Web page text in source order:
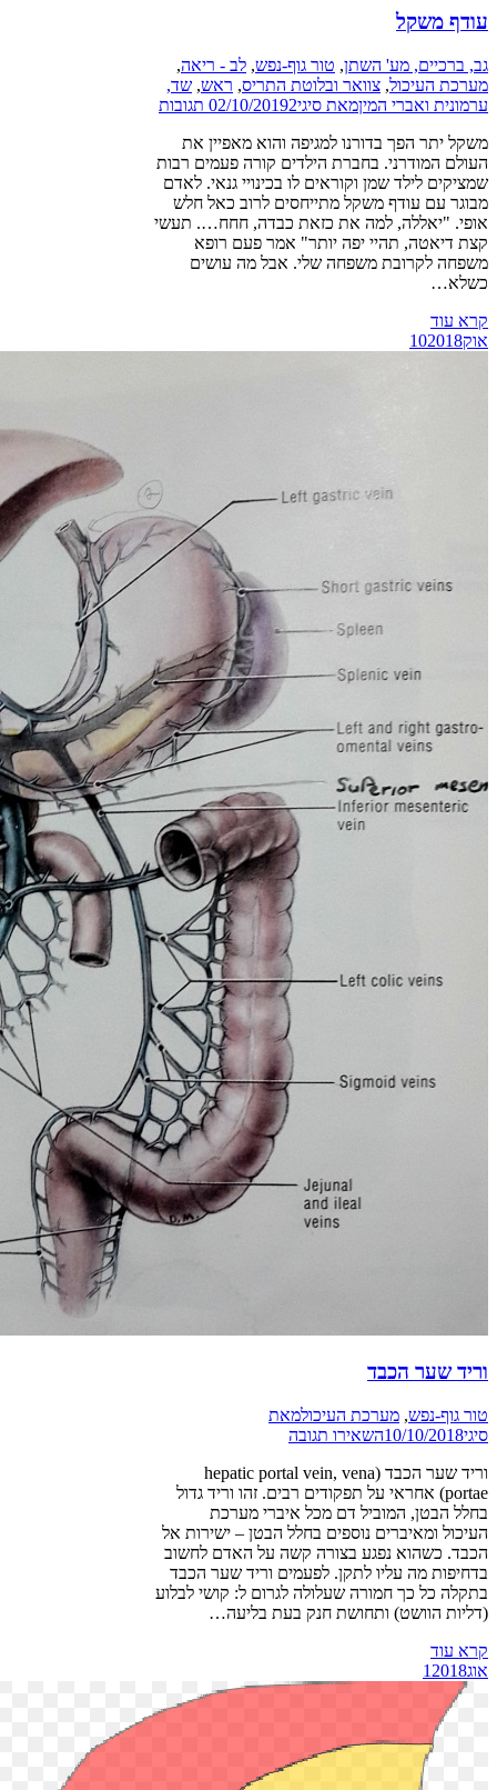
עודף משקל
גב, ברכיים, מע' השתן, טור גוף-נפש, לב - ריאה,
מערכת העיכול, צוואר ובלוטת התריס, ראש, שד,
ערמונית ואברי המיןמאת סיגי 02/10/20192 תגובות
משקל יתר הפך בדורנו למגיפה והוא מאפיין את
העולם המודרני. בחברת הילדים קורה פעמים רבות
שמציקים לילד שמן וקוראים לו בכינויי גנאי. לאדם
מבוגר עם עודף משקל מתייחסים לרוב כאל חלש
אופי. "יאללה, למה את כזאת כבדה, חחח…. תעשי
קצת דיאטה, תהיי יפה יותר" אמר פעם רופא
משפחה לקרובת משפחה שלי. אבל מה עושים
כשלא…
קרא עוד
אוק
102018
וריד שער הכבד
טור גוף-נפש, מערכת העיכולמאת
סיגי10/10/2018השאירו תגובה
וריד שער הכבד (hepatic portal vein, vena
portae) אחראי על תפקודים רבים. זהו וריד גדול
בחלל הבטן, המוביל דם מכל איברי מערכת
העיכול ומאיברים נוספים בחלל הבטן – ישירות אל
הכבד. כשהוא נפגע בצורה קשה על האדם לחשוב
בדחיפות מה עליו לתקן. לפעמים וריד שער הכבד
בתקלה כל כך חמורה שעלולה לגרום ל: קושי לבלוע
(דליות הוושט) ותחושת חנק בעת בליעה…
קרא עוד
אוג
1 2018